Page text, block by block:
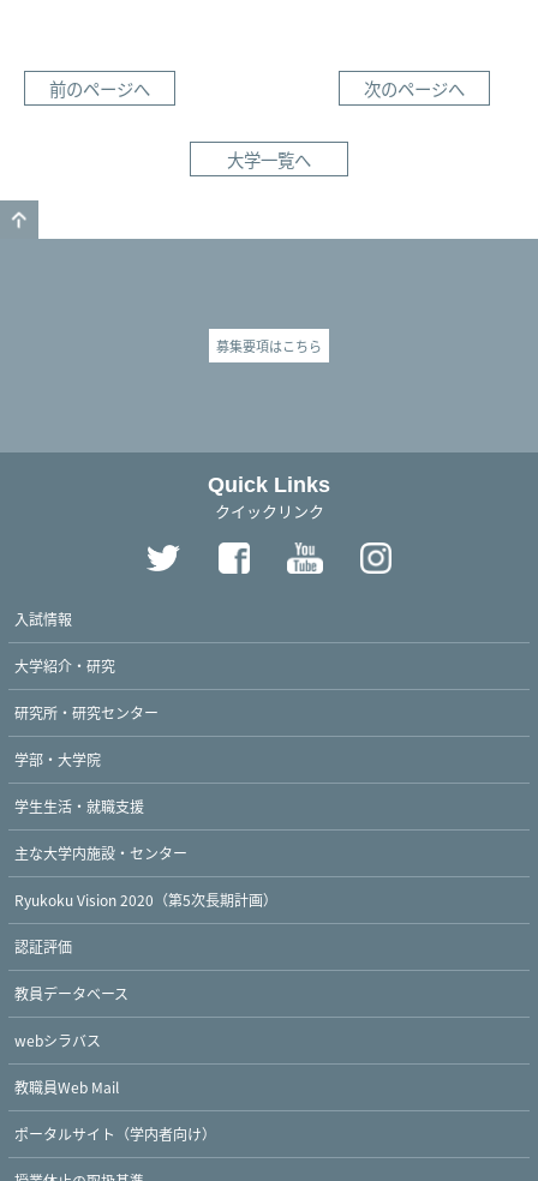
前のページへ 次のページへ
大学一覧へ
募集要項はこちら
Quick Links
クイックリンク
入試情報
大学紹介・研究
研究所・研究センター
学部・大学院
学生生活・就職支援
主な大学内施設・センター
Ryukoku Vision 2020（第5次長期計画）
認証評価
教員データベース
webシラバス
教職員Web Mail
ポータルサイト（学内者向け）